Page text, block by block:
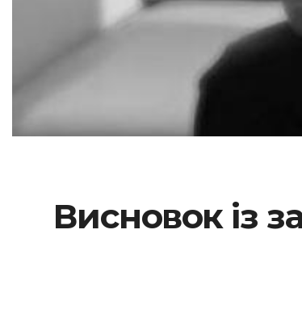
Висновок із